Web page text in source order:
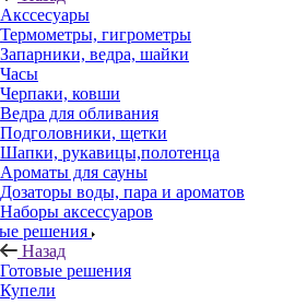
Аксcесуары
Термометры, гигрометры
Запарники, ведра, шайки
Часы
Черпаки, ковши
Ведра для обливания
Подголовники, щетки
Шапки, рукавицы,полотенца
Ароматы для сауны
Дозаторы воды, пара и ароматов
Наборы аксессуаров
решения
Назад
Готовые решения
Купели